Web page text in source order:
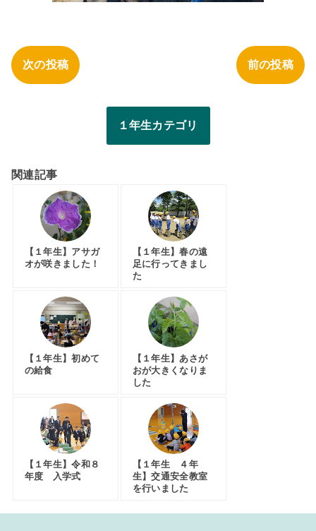
次の投稿 前の投稿
１年生カテゴリ
関連記事
【１年生】アサガ
オが咲きました！
【１年生】春の遠
足に行ってきまし
た
【１年生】初めて
の給食
【１年生】あさが
おが大きくなりま
した
【１年生】令和８
年度 入学式
【１年生 ４年
生】交通安全教室
を行いました